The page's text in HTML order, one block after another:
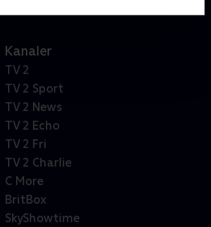
Kanaler
TV 2
TV 2 Sport
TV 2 News
TV 2 Echo
TV 2 Fri
TV 2 Charlie
C More
BritBox
SkyShowtime